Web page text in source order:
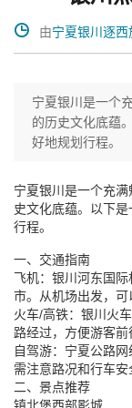
 由宁夏银川逐西
宁夏银川是一个
的历史文化底蕴
好地规划行程。
宁夏银川是一个充
史文化底蕴。以下
行程。
一、交通指南
飞机：银川河东国
市。从机场出发，可
火车/高铁：银川火
路经过，方便游客前
自驾游：宁夏公路
需注意路况和行车安
二、景点推荐